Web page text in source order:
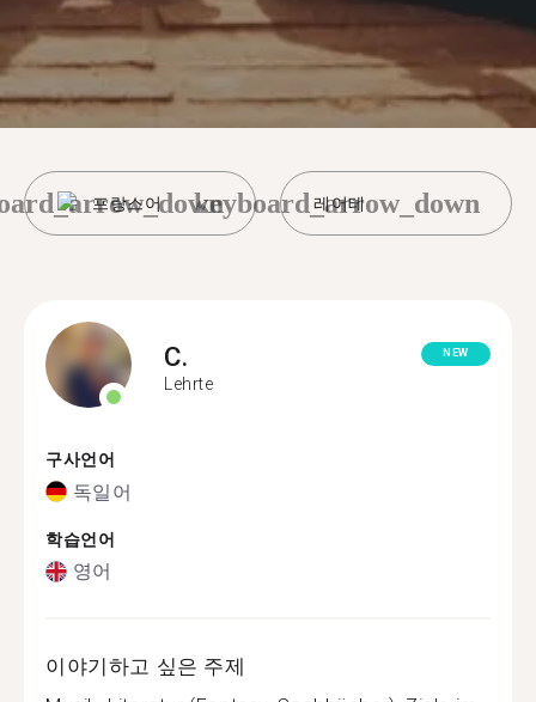
프랑스어 레어테
keyboard_arrow_down
C.
Lehrte
NEW
구사언어
독일어
학습언어
영어
이야기하고 싶은 주제